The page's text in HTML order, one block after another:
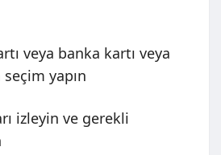
veya banka kartı veya
seçim yapın
izleyin ve gerekli